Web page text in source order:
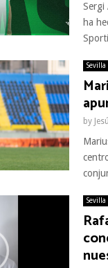
Sergi
ha
Sevilla
by
Sevilla